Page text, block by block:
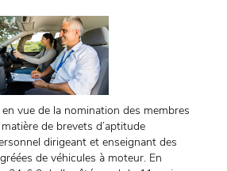
vue de la nomination des membres
de brevets d’aptitude
dirigeant et enseignant des
de véhicules à moteur. En